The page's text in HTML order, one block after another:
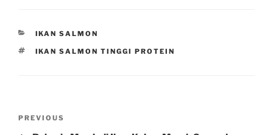
CATEGORIES
IKAN SALMON
TAGS
IKAN SALMON TINGGI PROTEIN
Previous
PREVIOUS